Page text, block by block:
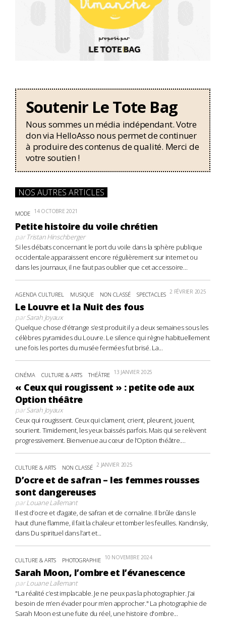
Soutenir Le Tote Bag
Nous sommes un média indépendant. Votre
don via HelloAsso nous permet de continuer
à produire des contenus de qualité. Merci de
votre soutien !
NOS AUTRES ARTICLES
MODE 14 OCTOBRE 2021
Petite histoire du voile chrétien
parTristan Hinschberger
Si les débats concernant le port du voile dans la sphère publique
occidentale apparaissent encore régulièrement sur internet ou
dans les journaux, il ne faut pas oublier que cet accessoire...
AGENDA CULTUREL MUSIQUE NON CLASSÉ SPECTACLES 2 FÉVRIER 2025
Le Louvre et la Nuit des fous
parSarah Joyaux
Quelque chose d’étrange s’est produit il y a deux semaines sous les
célèbres pyramides du Louvre. Le silence qui règne habituellement
une fois les portes du musée fermées fut brisé. La...
CINÉMA CULTURE & ARTS THÉÂTRE 13 JANVIER 2025
« Ceux qui rougissent » : petite ode aux
Option théâtre
parSarah Joyaux
Ceux qui rougissent. Ceux qui clament, crient, pleurent, jouent,
sourient. Timidement, les yeux baissés parfois. Mais qui se relèvent
progressivement. Bienvenue au cœur de l’Option théâtre....
CULTURE & ARTS NON CLASSÉ 2 JANVIER 2025
D’ocre et de safran – les femmes rousses
sont dangereuses
parLouane Lallemant
Il est d’ocre et d’agate, de safran et de cornaline. Il brûle dans le
haut d’une flamme, il fait la chaleur et tomber les feuilles. Kandinsky,
dans Du spirituel dans l’art et...
CULTURE & ARTS PHOTOGRAPHIE 10 NOVEMBRE 2024
Sarah Moon, l’ombre et l’évanescence
parLouane Lallemant
"La réalité c’est implacable. Je ne peux pas la photographier. J’ai
besoin de m’en évader pour m’en approcher." La photographie de
Sarah Moon est une fuite du réel, une histoire d'ombre...